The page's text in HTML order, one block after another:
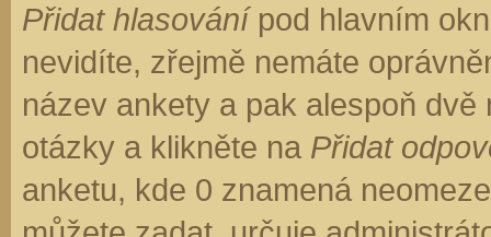
Přidat hlasovánípod hlavním
nevidíte, zřejmě nemáte
název ankety a pak alespoň
otázky a klikněte na Přidat
anketu, kde 0 znamená